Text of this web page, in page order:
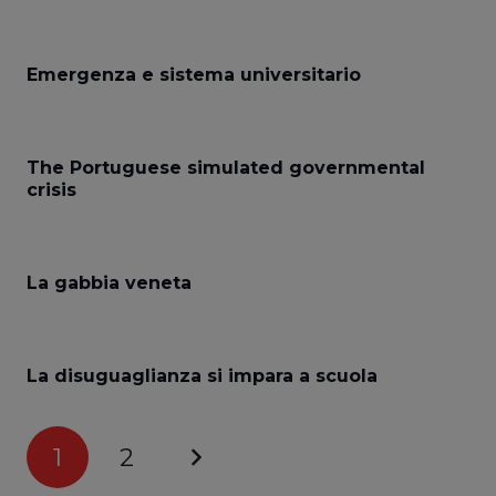
Emergenza e sistema universitario
The Portuguese simulated governmental
crisis
La gabbia veneta
La disuguaglianza si impara a scuola
1 2